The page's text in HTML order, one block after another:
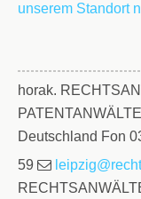
unserem Standort
horak.
Deutschland Fon
59